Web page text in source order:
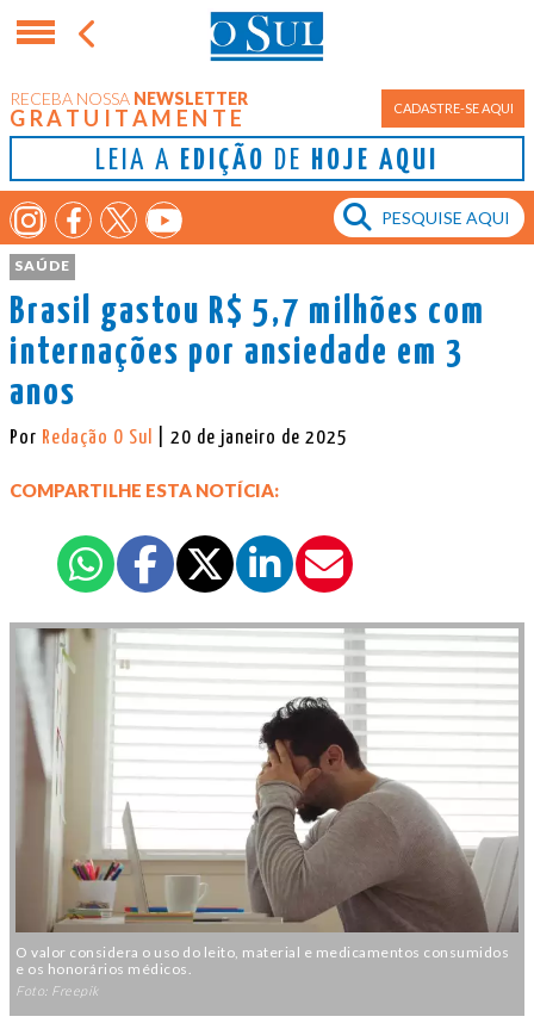
RECEBA NOSSA NEWSLETTER
GRATUITAMENTE CADASTRE-SE AQUI
LEIA A EDIÇÃO DE HOJE AQUI
SAÚDE
Brasil gastou R$ 5,7 milhões com
internações por ansiedade em 3
anos
Por Redação O Sul | 20 de janeiro de 2025
COMPARTILHE ESTA NOTÍCIA:
O valor considera o uso do leito, material e medicamentos consumidos
e os honorários médicos.
Foto: Freepik